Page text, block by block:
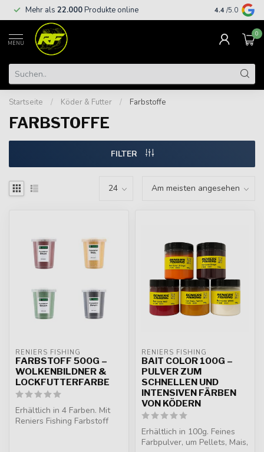
Mehr als 22.000Produkte online Kostenloser
€
4.4 /5.0
MENU
0
Startseite / Köder & Futter / Farbstoffe
FARBSTOFFE
FILTER
RENIERS FISHING
FARBSTOFF 500G –
WOLKENBILDNER &
LOCKFUTTERFARBE
Erhältlich in 4 Farben. Mit
Reniers Fishing Farbstoff
RENIERS FISHING
BAIT COLOR 100G –
PULVER ZUM
SCHNELLEN UND
INTENSIVEN FÄRBEN
VON KÖDERN
Erhältlich in 100g. Feines
Farbpulver, um Pellets, Mais,